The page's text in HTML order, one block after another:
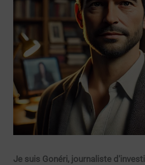
Je suis Gonéri, journaliste